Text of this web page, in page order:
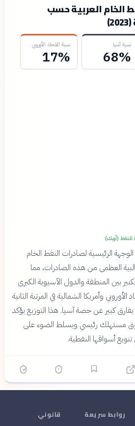
الخام العربية حسب
نسبة آسيا
68%
نسبة الاتحاد الأوروبي
17%
للنفط (أوبك)
الرئيسية لصادرات النفط الخام
العظمى من هذه الصادرات، مما
بين المنطقة والدول الآسيوية الكبرى
وأمريكا الشمالية في المرتبة الثانية
بفارق كبير عن حصة آسيا. هذا التوزيع يؤكد
مستهلك رئيسي ويسلط الضوء على
أسواقها النفطية.
روابط سريعة قانوني